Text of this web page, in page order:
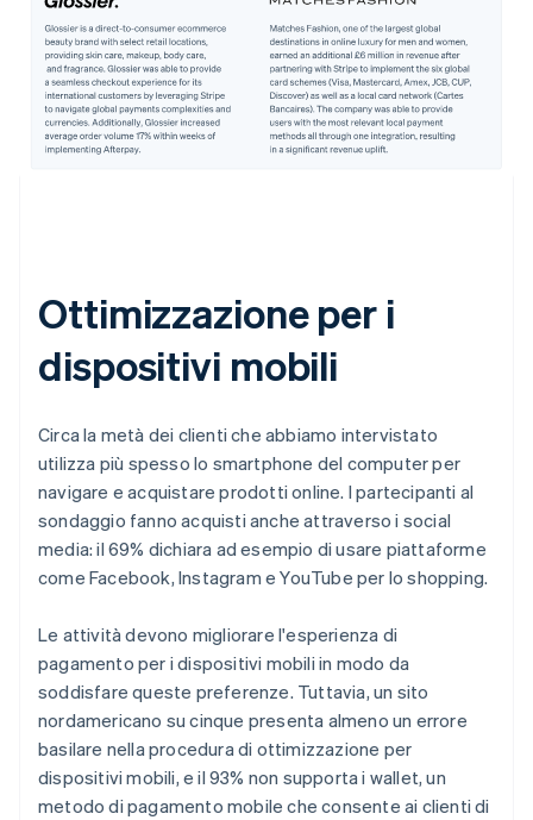
Ottimizzazione per i
dispositivi mobili
Circa la metà dei clienti che abbiamo intervistato
utilizza più spesso lo smartphone del computer per
navigare e acquistare prodotti online. I partecipanti al
sondaggio fanno acquisti anche attraverso i social
media: il 69% dichiara ad esempio di usare piattaforme
come Facebook, Instagram e YouTube per lo shopping.
Le attività devono migliorare l'esperienza di
pagamento per i dispositivi mobili in modo da
soddisfare queste preferenze. Tuttavia, un sito
nordamericano su cinque presenta almeno un errore
basilare nella procedura di ottimizzazione per
dispositivi mobili, e il 93% non supporta i wallet, un
metodo di pagamento mobile che consente ai clienti di